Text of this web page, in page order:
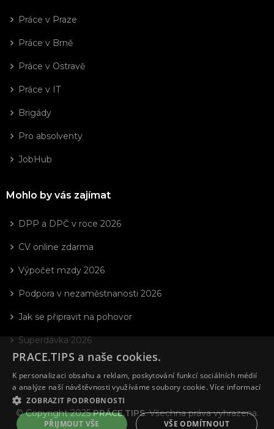
Práce v Praze
Práce v Brně
Práce v Ostravě
Práce v IT
Brigády
Pro absolventy
JobHub
Mohlo by vás zajímat
DPP a DPČ v roce 2026
CV online zdarma
Výpočet mzdy 2026
Podpora v nezaměstnanosti 2026
Jak se připravit na pohovor
Superdávka 2026
© Copyright 2025PRÁCE.TIPS. Všechna práva vyhrazena.
PRACE.TIPS a naše cookies.
K personalizaci obsahu a reklam, poskytování funkcí sociálních médií
a analýze naší návštěvnosti využíváme soubory cookie.Více informací
ZOBRAZIT PODROBNOSTI
PŘIJMOUT VŠE VŠE ODMÍTNOUT